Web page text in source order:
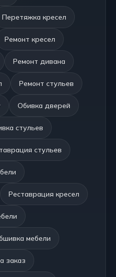
Перетяжка кресел
Ремонт кресел
Ремонт дивана
Ремонт стульев
Обивка дверей
стульев
стульев
Реставрация кресел
мебели
заказ